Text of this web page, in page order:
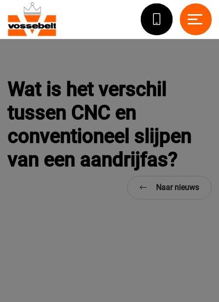
Wat is het verschil
tussen CNC en
conventioneel slijpen
van een aandrijfas?
Naar nieuws